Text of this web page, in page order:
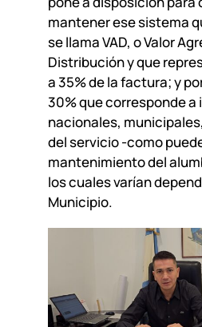
mantener ese sistema
se llama VAD, o Valor
Distribución y que
a 35% de la factura; y
30% que corresponde
nacionales,
del servicio -como
mantenimiento del
los cuales varían
Municipio.